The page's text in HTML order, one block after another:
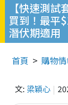
【快速測
買到！最平
潛伏期適用
首頁 購物
文: 梁穎心